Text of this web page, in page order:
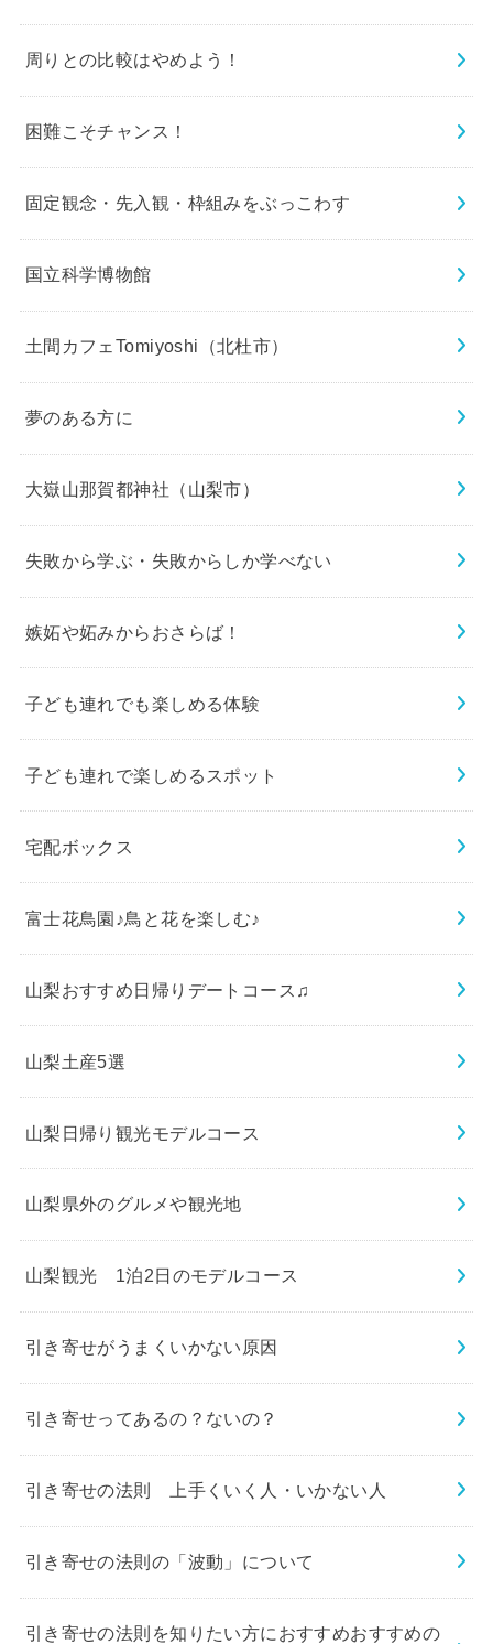
周りとの比較はやめよう！
困難こそチャンス！
固定観念・先入観・枠組みをぶっこわす
国立科学博物館
土間カフェTomiyoshi（北杜市）
夢のある方に
大嶽山那賀都神社（山梨市）
失敗から学ぶ・失敗からしか学べない
嫉妬や妬みからおさらば！
子ども連れでも楽しめる体験
子ども連れで楽しめるスポット
宅配ボックス
富士花鳥園♪鳥と花を楽しむ♪
山梨おすすめ日帰りデートコース♫
山梨土産5選
山梨日帰り観光モデルコース
山梨県外のグルメや観光地
山梨観光 1泊2日のモデルコース
引き寄せがうまくいかない原因
引き寄せってあるの？ないの？
引き寄せの法則 上手くいく人・いかない人
引き寄せの法則の「波動」について
引き寄せの法則を知りたい方におすすめおすすめの